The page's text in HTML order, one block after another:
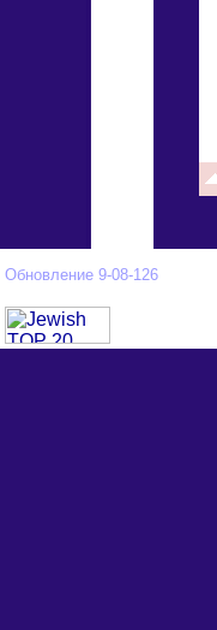
Обновление 9-08-126